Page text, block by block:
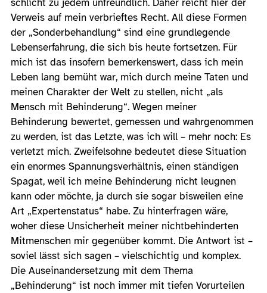
Verweis auf mein verbrieftes Recht. All diese Formen
der „Sonderbehandlung“ sind eine grundlegende
Lebenserfahrung, die sich bis heute fortsetzen. Für
mich ist das insofern bemerkenswert, dass ich mein
Leben lang bemüht war, mich durch meine Taten und
meinen Charakter der Welt zu stellen, nicht „als
Mensch mit Behinderung“. Wegen meiner
Behinderung bewertet, gemessen und wahrgenommen
zu werden, ist das Letzte, was ich will – mehr noch: Es
verletzt mich. Zweifelsohne bedeutet diese Situation
ein enormes Spannungsverhältnis, einen ständigen
Spagat, weil ich meine Behinderung nicht leugnen
kann oder möchte, ja durch sie sogar bisweilen eine
Art „Expertenstatus“ habe. Zu hinterfragen wäre,
woher diese Unsicherheit meiner nichtbehinderten
Mitmenschen mir gegenüber kommt. Die Antwort ist –
soviel lässt sich sagen – vielschichtig und komplex.
Die Auseinandersetzung mit dem Thema
„Behinderung“ ist noch immer mit tiefen Vorurteilen